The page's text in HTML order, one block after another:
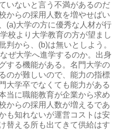
いないと言う不満があるのだ
からの採用人数を増やせばい
(a)大学の方に優秀な人材が行
校より大学教育の方が望まし
判から、(b)は無いとしよう。
ぜ大学へ進学するのか。出身
する機能がある。名門大学の
のが難しいので、能力の指標
大学卒でなくても能力がある
当に職能教育が企業から求め
からの採用人数が増えるであ
も知れないが運営コストは安
替える所も出てきて供給はす